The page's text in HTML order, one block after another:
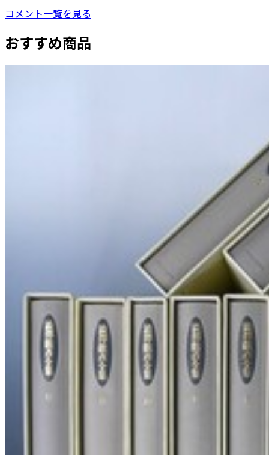
コメント一覧を見る
おすすめ商品